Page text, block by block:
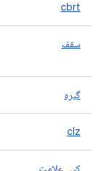
cbrt
سقف
گیره
clz
کپی علامت